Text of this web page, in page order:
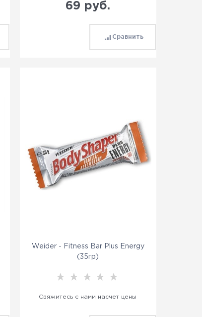
69 руб.
Сравнить
Weider - Fitness Bar Plus Energy
(35гр)
Свяжитесь с нами насчет цены